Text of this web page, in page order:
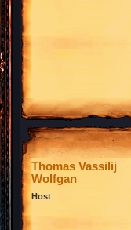
Thomas Vassilij
Wolfgan
Host